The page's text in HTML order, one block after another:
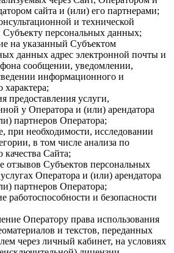
сайта и (или) его партнерами;
и технической
персональных данных;
на указанный Субъектом
данных адрес электронной почты и
сообщении, уведомлении,
информационного и
характера;
предоставления услуги,
у Оператора и (или) арендатора
партнеров Оператора;
при необходимости, исследовании
в том числе анализа по
Сайта;
отзывов Субъектов персональных
Оператора и (или) арендатора
партнеров Оператора;
работоспособности и безопасности
Оператору права использования
и текстов, переданных
через личный кабинет, на условиях